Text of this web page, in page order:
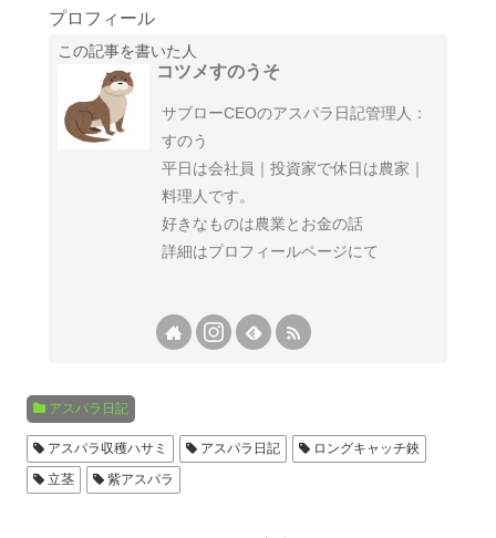
プロフィール
この記事を書いた人
コツメすのうそ
サブローCEOのアスパラ日記管理人：
すのう
平日は会社員｜投資家で休日は農家｜
料理人です。
好きなものは農業とお金の話
詳細はプロフィールページにて
アスパラ日記
アスパラ収穫ハサミ アスパラ日記
ロングキャッチ鋏
立茎
紫アスパラ